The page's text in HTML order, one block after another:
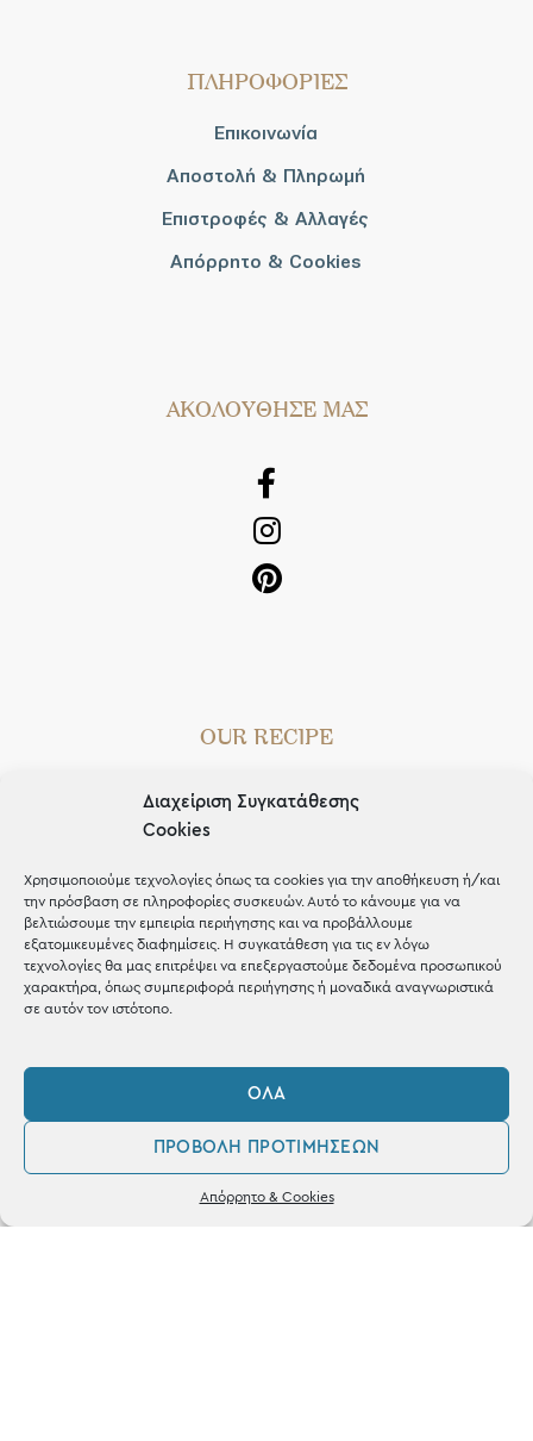
Διαχείριση Συγκατάθεσης
Cookies
Χρησιμοποιούμε τεχνολογίες όπως τα cookies για την αποθήκευση ή/και
την πρόσβαση σε πληροφορίες συσκευών. Αυτό το κάνουμε για να
βελτιώσουμε την εμπειρία περιήγησης και να προβάλλουμε
εξατομικευμένες διαφημίσεις. Η συγκατάθεση για τις εν λόγω
τεχνολογίες θα μας επιτρέψει να επεξεργαστούμε δεδομένα προσωπικού
χαρακτήρα, όπως συμπεριφορά περιήγησης ή μοναδικά αναγνωριστικά
σε αυτόν τον ιστότοπο.
ΌΛΑ
ΠΡΟΒΟΛΉ ΠΡΟΤΙΜΉΣΕΩΝ
Απόρρητο & Cookies
ΠΛΗΡΟΦΟΡΙΕΣ
Επικοινωνία
Αποστολή & Πληρωμή
Επιστροφές & Αλλαγές
Απόρρητο & Cookies
AΚΟΛΟΥΘΗΣΕ ΜΑΣ
OUR RECIPE
Blog
Shop the look
ΚΑΤΑΣΤΗΜΑ
Σταθά 17, 38221 Βόλος
2421 217300
Δευ / Τετ / Σαβ: 09:00 - 15:00
0